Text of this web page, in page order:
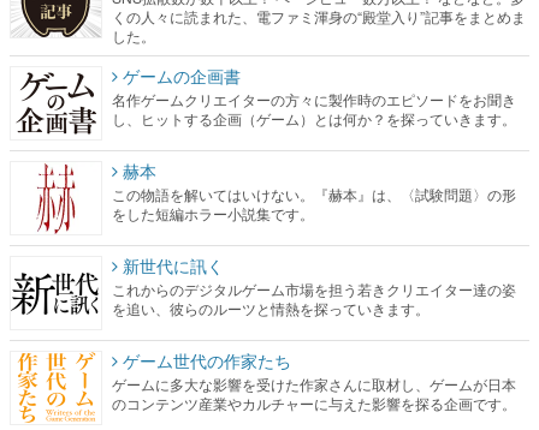
くの人々に読まれた、電ファミ渾身の“殿堂入り”記事をまとめま
した。
ゲームの企画書
名作ゲームクリエイターの方々に製作時のエピソードをお聞き
し、ヒットする企画（ゲーム）とは何か？を探っていきます。
赫本
この物語を解いてはいけない。『赫本』は、〈試験問題〉の形
をした短編ホラー小説集です。
新世代に訊く
これからのデジタルゲーム市場を担う若きクリエイター達の姿
を追い、彼らのルーツと情熱を探っていきます。
ゲーム世代の作家たち
ゲームに多大な影響を受けた作家さんに取材し、ゲームが日本
のコンテンツ産業やカルチャーに与えた影響を探る企画です。